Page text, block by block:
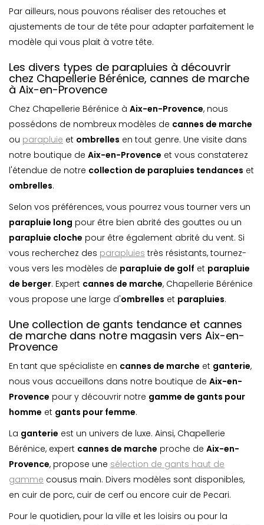
Par ailleurs, nous pouvons réaliser des retouches et
ajustements de tour de tête pour adapter parfaitement le
modèle qui vous plait à votre tête.
Les divers types de parapluies à découvrir
chez Chapellerie Bérénice, cannes de marche
à Aix-en-Provence
Chez Chapellerie Bérénice à Aix-en-Provence, nous
possédons de nombreux modèles de cannes de marche
ou parapluie et ombrelles en tout genre. Une visite dans
notre boutique de Aix-en-Provence et vous constaterez
l'étendue de notre collection de parapluies tendances et
ombrelles.
Selon vos préférences, vous pourrez vous tourner vers un
parapluie long pour être bien abrité des gouttes ou un
parapluie cloche pour être également abrité du vent. Si
vous recherchez des parapluies très résistants, tournez-
vous vers les modèles de parapluie de golf et parapluie
de berger. Expert cannes de marche, Chapellerie Bérénice
vous propose une large d'ombrelles et parapluies.
Une collection de gants tendance et cannes
de marche dans notre magasin vers Aix-en-
Provence
En tant que spécialiste en cannes de marche et ganterie,
nous vous accueillons dans notre boutique de Aix-en-
Provence pour y découvrir notre gamme de gants pour
homme et gants pour femme.
La ganterie est un univers de luxe. Ainsi, Chapellerie
Bérénice, expert cannes de marche proche de Aix-en-
Provence, propose une sélection de gants haut de
gamme cousus main. Divers modèles sont disponibles,
en cuir de porc, cuir de cerf ou encore cuir de Pecari.
Pour le quotidien, pour la ville et les loisirs ou pour la